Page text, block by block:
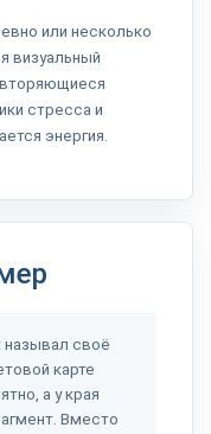
или несколько
визуальный
стресса и
энергия.
своё
карте
а у края
Вместо